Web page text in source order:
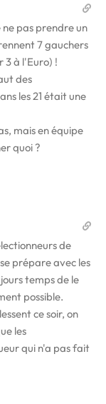
pas prendre un
7 gauchers
3 à l'Euro) !
des
les 21 était une
mais en équipe
quoi ?
de
prépare avec les
temps de le
possible.
ce soir, on
les
qui n'a pas fait